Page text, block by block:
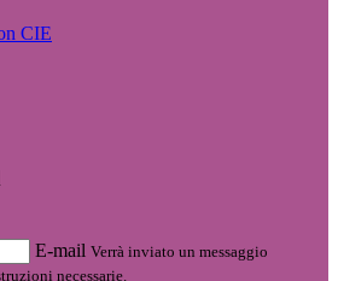
CIE
E-mail Verrà inviato un messaggio
necessarie.